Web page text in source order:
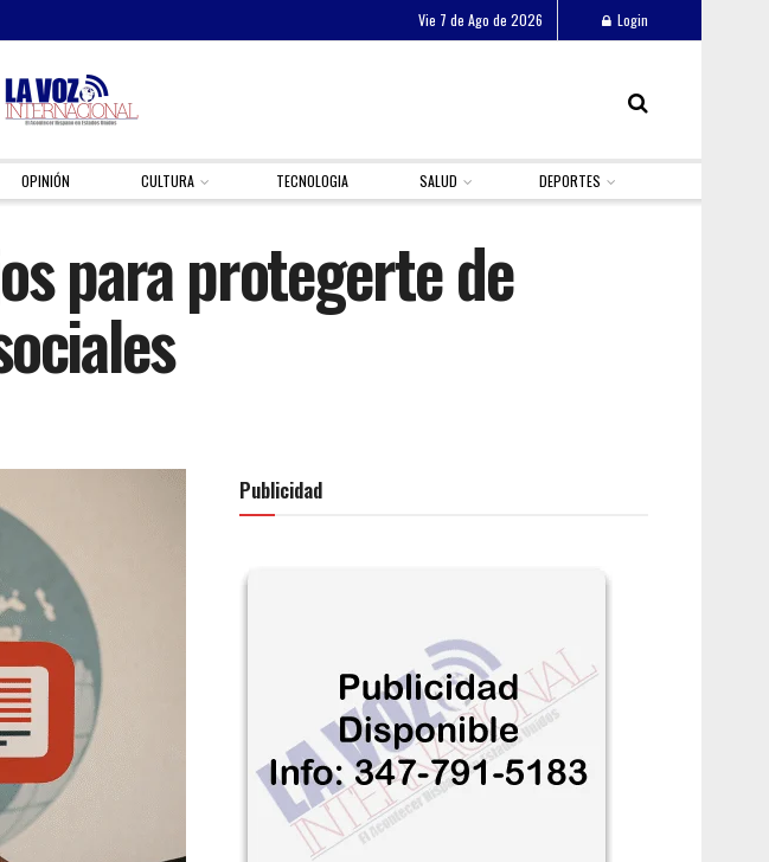
Vie 7 de Ago de 2026 Login
OPINIÓN CULTURA TECNOLOGIA SALUD DEPORTES
para protegerte de
Publicidad